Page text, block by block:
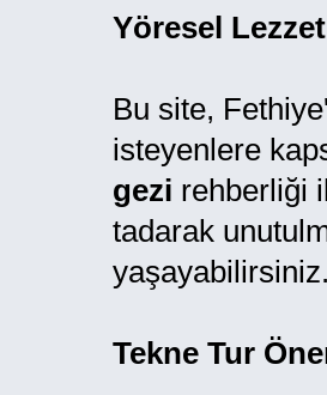
Yöresel
Bu site,
isteyenlere
gezi rehberliği
tadarak
Tekne Tur